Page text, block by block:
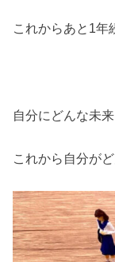
これからあと1年
自分にどんな未
これから自分が